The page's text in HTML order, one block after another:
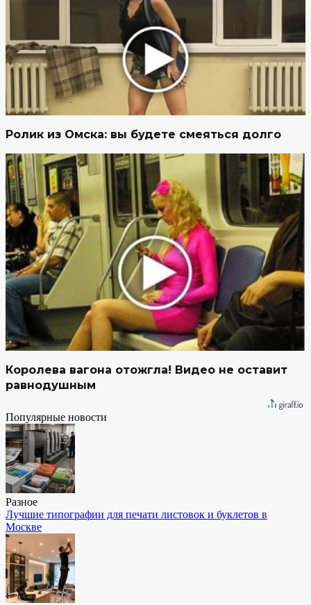
Ролик из Омска: вы будете смеяться долго
Королева вагона отожгла! Видео не оставит
равнодушным
Популярные новости
Разное
Лучшие типографии для печати листовок и буклетов в
Москве